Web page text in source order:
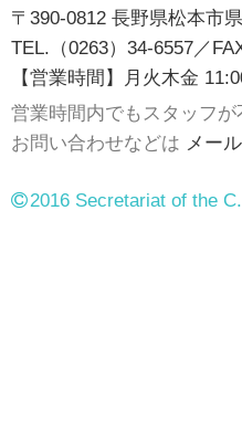
〒390-0812 長野県松本市
TEL.（0263）34-6557／
【営業時間】月火木金
営業時間内でもスタッフが
お問い合わせなどは メー
2016 Secretariat of the